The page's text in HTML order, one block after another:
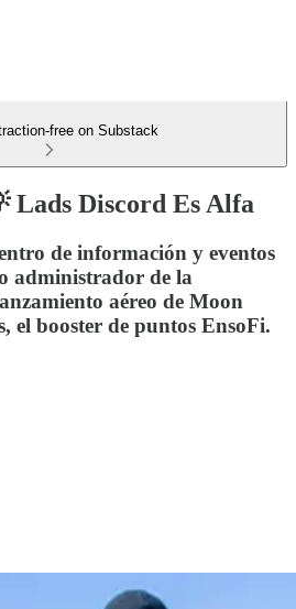
free on Substack
Lads Discord Es Alfa
de información y eventos
administrador de la
aéreo de Moon
el booster de puntos EnsoFi.